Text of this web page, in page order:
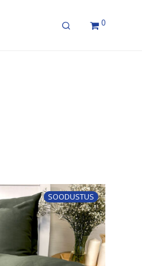
0
SOODUSTUS